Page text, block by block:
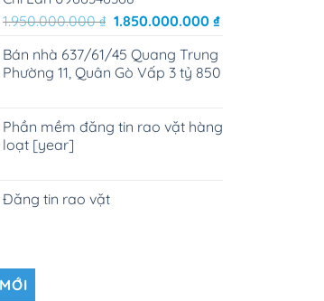
1.950.000.000₫ Giá
là:
1.950.000.000 ₫.
1.850.000.000 ₫Giá
là:
Bán nhà 637/61/45 Quang Trung
Phường 11, Quân Gò Vấp 3 tỷ 850
Phần mềm đăng tin rao vặt hàng
loạt [year]
Đăng tin rao vặt